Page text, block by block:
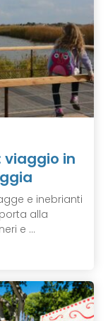
viaggio in
e inebrianti
alla
e ...